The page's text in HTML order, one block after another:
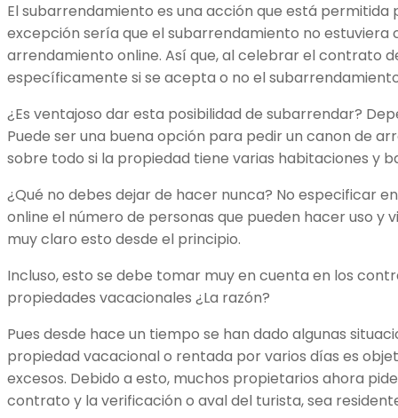
El subarrendamiento es una acción que está permitida
excepción sería que el subarrendamiento no
arrendamiento online. Así que, al celebrar el contrato
específicamente si se acepta o no el
¿Es ventajoso dar esta posibilidad de subarrendar?
Puede ser una buena opción para pedir un canon de
sobre todo si la propiedad tiene varias habitaciones y
¿Qué no debes dejar de hacer nunca? No especificar
online el número de personas que pueden hacer uso y
muy claro esto desde el principio.
Incluso, esto se debe tomar muy en cuenta en los
propiedades vacacionales ¿La razón?
Pues desde hace un tiempo se han dado algunas
propiedad vacacional o rentada por varios días es
excesos. Debido a esto, muchos propietarios ahora
contrato y la verificación o aval del turista, sea